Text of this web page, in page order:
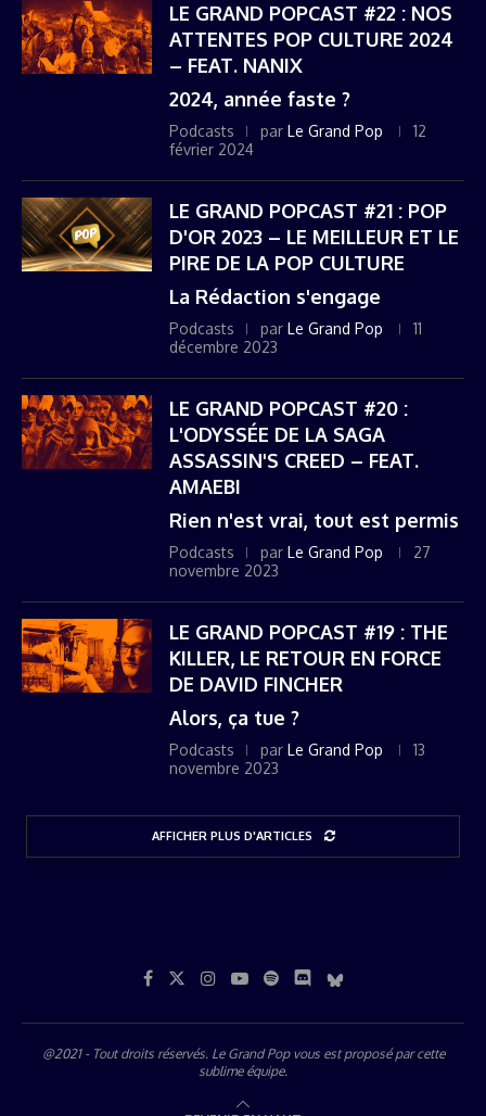
LE GRAND POPCAST #22 : NOS
ATTENTES POP CULTURE 2024
– FEAT. NANIX
2024, année faste ?
Podcasts par Le Grand Pop
12
février 2024
LE GRAND POPCAST #21 : POP
D'OR 2023 – LE MEILLEUR ET LE
PIRE DE LA POP CULTURE
La Rédaction s'engage
Podcasts par Le Grand Pop
11
décembre 2023
LE GRAND POPCAST #20 :
L'ODYSSÉE DE LA SAGA
ASSASSIN'S CREED – FEAT.
AMAEBI
Rien n'est vrai, tout est permis
Podcasts par Le Grand Pop
27
novembre 2023
LE GRAND POPCAST #19 : THE
KILLER, LE RETOUR EN FORCE
DE DAVID FINCHER
Alors, ça tue ?
Podcasts par Le Grand Pop
13
novembre 2023
AFFICHER PLUS D'ARTICLES
@2021 - Tout droits réservés. Le Grand Pop vous est proposé parcette
sublime équipe.